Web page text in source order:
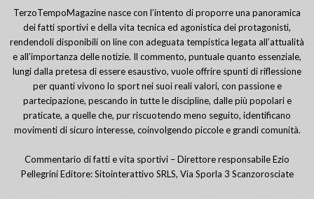
TerzoTempoMagazine nasce con l’intento di proporre una panoramica
dei fatti sportivi e della vita tecnica ed agonistica dei protagonisti,
rendendoli disponibili on line con adeguata tempistica legata all’attualità
e all’importanza delle notizie. Il commento, puntuale quanto essenziale,
lungi dalla pretesa di essere esaustivo, vuole offrire spunti di riflessione
per quanti vivono lo sport nei suoi reali valori, con passione e
partecipazione, pescando in tutte le discipline, dalle più popolari e
praticate, a quelle che, pur riscuotendo meno seguito, identificano
movimenti di sicuro interesse, coinvolgendo piccole e grandi comunità.
Commentario di fatti e vita sportivi – Direttore responsabile Ezio
Pellegrini Editore: Sitointerattivo SRLS, Via Sporla 3 Scanzorosciate